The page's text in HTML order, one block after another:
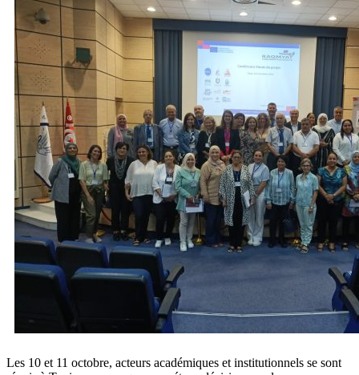
Les 10 et 11 octobre, acteurs académiques et institutionnels se sont